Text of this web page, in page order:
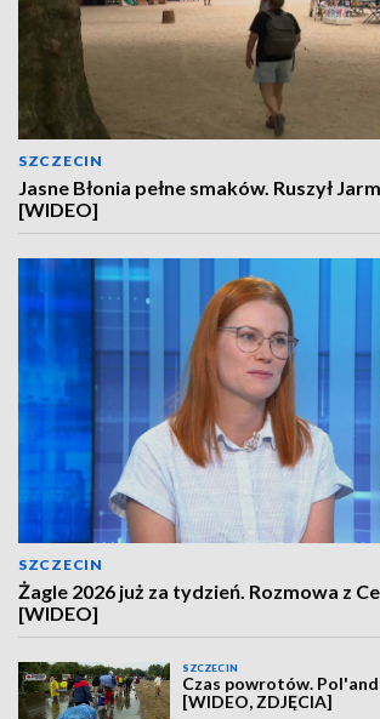
SZCZECIN
Jasne Błonia pełne smaków. Ruszył
[WIDEO]
SZCZECIN
Żagle 2026 już za tydzień. Rozmowa z
[WIDEO]
SZCZECIN
Czas powrotów.
[WIDEO, ZDJĘCIA]